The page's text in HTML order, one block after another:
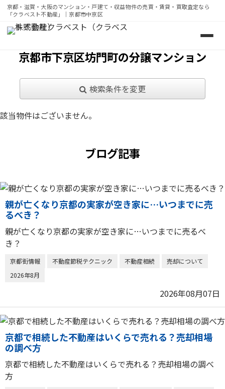
京都・滋賀・大阪のマンション・戸建て・収益物件の売買・賃貸・買取査定なら
「クラベスト不動産」｜京都市中京区
京都・滋賀・大阪のマンション・戸建て・収益物件の売
京都市下京区坊門町の分譲マンション
検索条件を変更
該当物件はございません。
ブログ記事
親が亡くなり京都の実家が空き家に…いつまでに売
るべき？
親が亡くなり京都の実家が空き家に…いつまでに売るべ
き？
京都街情報 不動産節税テクニック 不動産相続
売却について
2026年8月
2026年08月07日
京都で相続した不動産はいくらで売れる？売却相場
の調べ方
京都で相続した不動産はいくらで売れる？売却相場の調べ
方